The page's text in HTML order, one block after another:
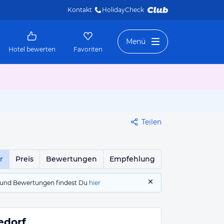
Kontakt HolidayCheck
Hotel bewerten Favoriten
Menü
Teilen
Preis Bewertungen Empfehlung
Bewertungen findest Du hier